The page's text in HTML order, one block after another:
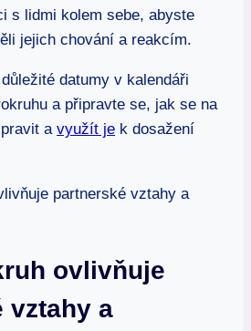
s lidmi kolem sebe,‍ abyste
jejich ⁣chování⁣ a reakcím.
datumy v​ kalendáři
a⁤ připravte se, jak se na
a využít je k ⁣dosažení
ovlivňuje‍
​vztahy a